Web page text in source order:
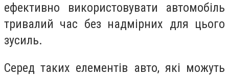
ефективно використовувати автомобіль
тривалий час без надмірних для цього
зусиль.
Серед таких елементів авто, які можуть